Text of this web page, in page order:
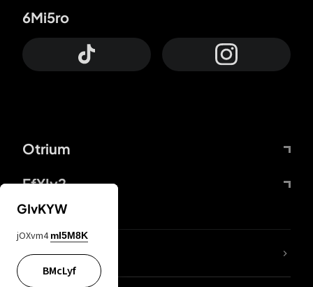
Otrium
FfYIy2
6Mi5ro
65A04M
GIvKYW
jOXvm4 mI5M8K
BMcLyf